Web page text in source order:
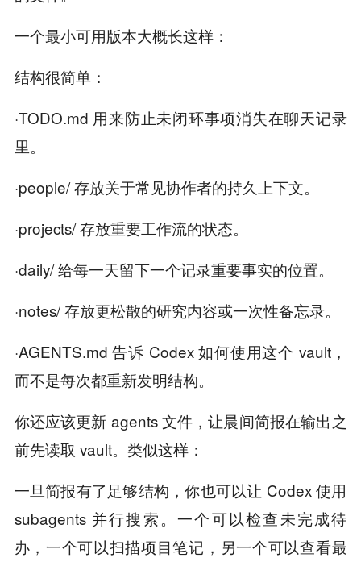
一个最小可用版本大概长这样：
结构很简单：
·TODO.md 用来防止未闭环事项消失在聊天记录
里。
·people/ 存放关于常见协作者的持久上下文。
·projects/ 存放重要工作流的状态。
·daily/ 给每一天留下一个记录重要事实的位置。
·notes/ 存放更松散的研究内容或一次性备忘录。
·AGENTS.md 告诉 Codex 如何使用这个 vault，
而不是每次都重新发明结构。
你还应该更新 agents 文件，让晨间简报在输出之
前先读取 vault。类似这样：
一旦简报有了足够结构，你也可以让 Codex 使用
subagents 并行搜索。一个可以检查未完成待
办，一个可以扫描项目笔记，另一个可以查看最